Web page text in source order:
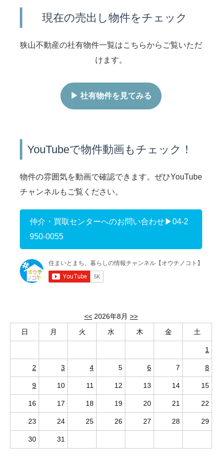
<< 2026年8月 >>
日
月 火 水 木 金 土
1
2 3 4 5 6 7 8
9 10 11 12 13 14 15
16 17 18 19 20 21 22
23 24 25 26 27 28 29
30 31
現在の売出し物件をチェック
狭山不動産の社有物件一覧はこちらからご覧いただ
けます。
▶ 社有物件を見てみる
YouTubeで物件動画もチェック！
物件の雰囲気を動画で確認できます。ぜひYouTube
チャンネルもご覧ください。
仲介・買取センターへのお問い合わせ▶04-2
950-0055